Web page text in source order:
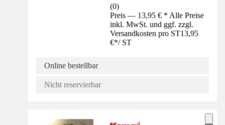
(0)
Preis — 13,95 € * Alle Preise
inkl. MwSt. und ggf. zzgl.
Versandkosten pro ST13,95
€*/ ST
Online bestellbar
Nicht reservierbar